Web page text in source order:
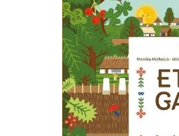
funkcjonowania
internetowej.
Statystyka
Abyśmy mogli